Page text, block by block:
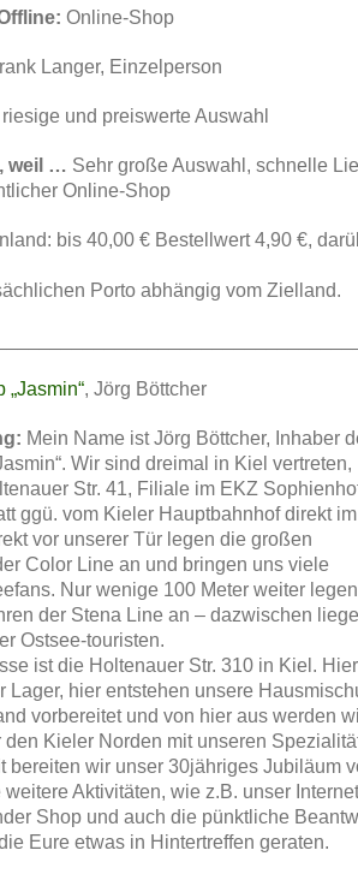
Online-Shop
Langer, Einzelperson
riesige und preiswerte Auswahl
weil … Sehr große Auswahl, schnelle
Online-Shop
Inland: bis 40,00 € Bestellwert 4,90 €,
Porto abhängig vom Zielland.
„Jasmin“, Jörg Böttcher
Mein Name ist Jörg Böttcher, Inhaber
Wir sind dreimal in Kiel vertreten,
Str. 41, Filiale im EKZ
ggü. vom Kieler Hauptbahnhof direkt im
vor unserer Tür legen die großen
Color Line an und bringen uns viele
Nur wenige 100 Meter weiter
der Stena Line an – dazwischen
Ostsee-touristen.
ist die Holtenauer Str. 310 in Kiel. Hier
Lager, hier entstehen unsere
vorbereitet und von hier aus werden
Kieler Norden mit unseren
bereiten wir unser 30jähriges Jubiläum
Aktivitäten, wie z.B. unser
Shop und auch die pünktliche
Eure etwas in Hintertreffen geraten.